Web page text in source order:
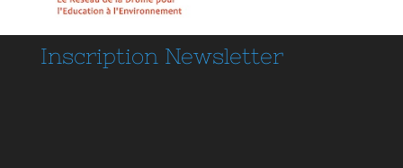
Inscription Newsletter